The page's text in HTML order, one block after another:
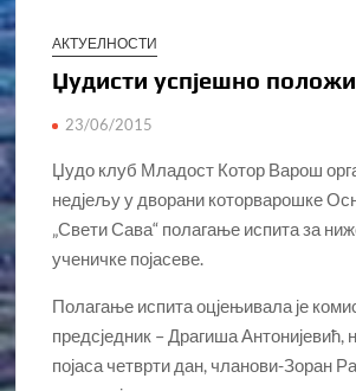
АКТУЕЛНОСТИ
Џудисти успјешно
23/06/2015
Џудо клуб Младост Котор Варош
недјељу у дворани которварошке
„Свети Сава“ полагање испита за
ученичке појасеве.
Полагање испита оцјењивала је
предсједник – Драгиша Антонијевић,
појаса четврти дан, чланови-Зоран